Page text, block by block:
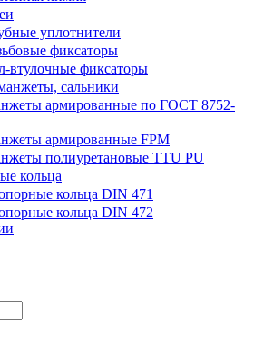
уплотнители
фиксаторы
втулочные фиксаторы
сальники
армированные по ГОСТ 8752-
армированные FPM
полиуретановые TTU PU
кольца
кольца DIN 471
кольца DIN 472